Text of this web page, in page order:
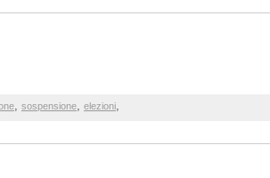
, sospensione, elezioni,